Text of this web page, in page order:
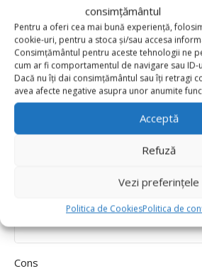
consimțământul
Pentru a oferi cea mai bună experiență,
cookie-uri, pentru a stoca și/sau accesa
Consimțământul pentru aceste tehnologii ne
cum ar fi comportamentul de navigare sau ID-
Dacă nu îți dai consimțământul sau îți retragi
avea afecte negative asupra unor anumite
Acceptă
Refuză
Vezi preferințele
Politica de CookiesPolitica de
Delivery speed
Recenzia ta*
Cons